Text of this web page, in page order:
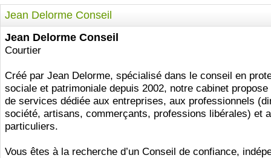
Jean Delorme Conseil
Jean Delorme Conseil
Courtier
Créé par Jean Delorme, spécialisé dans le conseil en
sociale et patrimoniale depuis 2002, notre cabinet propose
de services dédiée aux entreprises, aux professionnels
société, artisans, commerçants, professions libérales) et
particuliers.
Vous êtes à la recherche d’un Conseil de confiance,